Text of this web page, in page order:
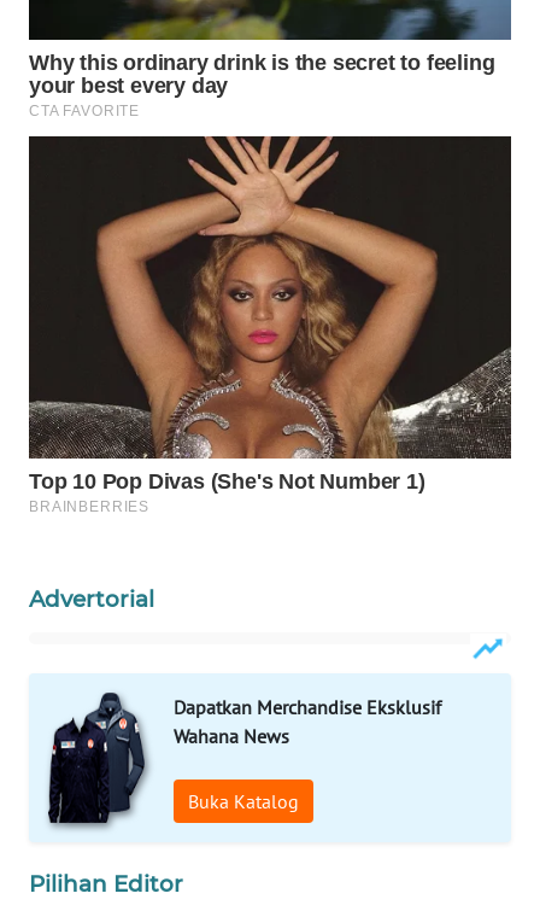
Advertorial
Dapatkan Merchandise Eksklusif
Wahana News
Buka Katalog
Pilihan Editor
LAPAK
WAHANA
Wahana
KONSUMEN
MASYARAKAT
KELISTRIKAN
WALINKI
ID
MAWAKA
MARTABAT
NET
PLN
WATCH
MKLI
LPKKI
LKKI